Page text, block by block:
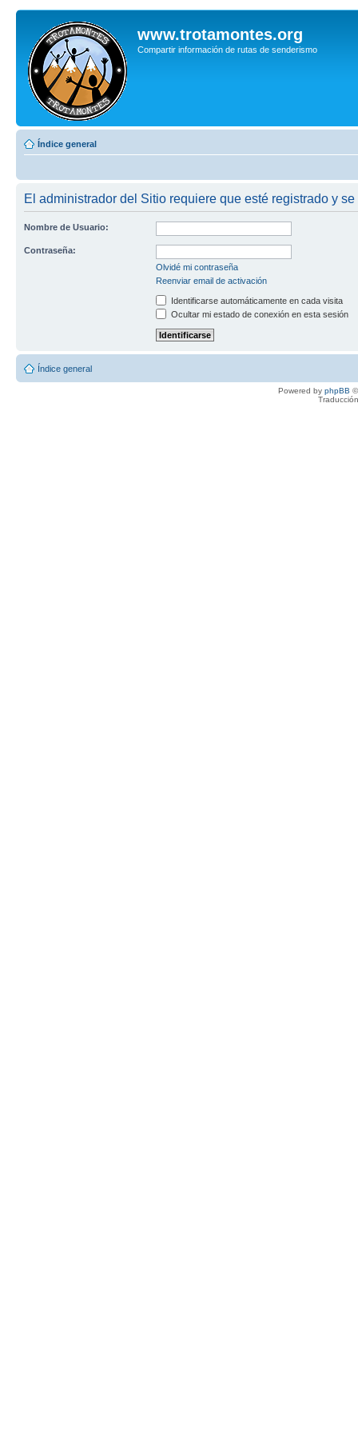
www.trotamontes.org
Compartir información de rutas de senderismo
Índice general
El administrador del Sitio requiere que esté registrado y
Nombre de Usuario:
Contraseña:
Olvidé mi contraseña
Reenviar email de activación
Identificarse automáticamente en cada visita
Ocultar mi estado de conexión en esta sesión
Índice general
Powered by phpBB